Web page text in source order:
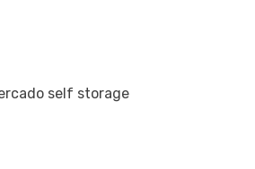
self storage